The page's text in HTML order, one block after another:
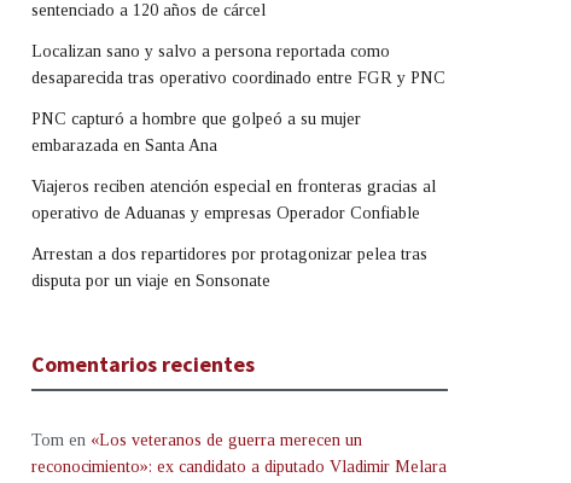
sentenciado a 120 años de cárcel
Localizan sano y salvo a persona reportada como
desaparecida tras operativo coordinado entre FGR y PNC
PNC capturó a hombre que golpeó a su mujer
embarazada en Santa Ana
Viajeros reciben atención especial en fronteras gracias al
operativo de Aduanas y empresas Operador Confiable
Arrestan a dos repartidores por protagonizar pelea tras
disputa por un viaje en Sonsonate
Comentarios recientes
Tom en «Los veteranos de guerra merecen un
reconocimiento»: ex candidato a diputado Vladimir Melara